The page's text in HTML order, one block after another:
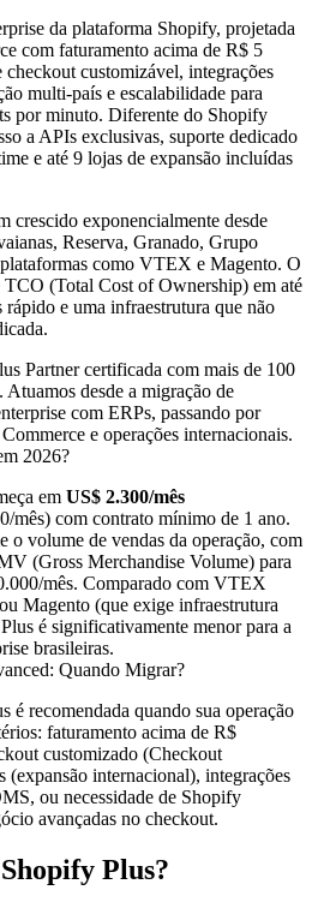
da plataforma Shopify, projetada
com faturamento acima de R$ 5
customizável, integrações
multi-país e escalabilidade para
por minuto. Diferente do Shopify
a APIs exclusivas, suporte dedicado
e até 9 lojas de expansão incluídas
crescido exponencialmente desde
Reserva, Granado, Grupo
como VTEX e Magento. O
(Total Cost of Ownership) em até
e uma infraestrutura que não
Partner certificada com mais de 100
Atuamos desde a migração de
com ERPs, passando por
e operações internacionais.
2026?
em US$ 2.300/mês
mês) com contrato mínimo de 1 ano.
o volume de vendas da operação, com
(Gross Merchandise Volume) para
mês. Comparado com VTEX
Magento (que exige infraestrutura
é significativamente menor para a
brasileiras.
Quando Migrar?
é recomendada quando sua operação
faturamento acima de R$
customizado (Checkout
internacional), integrações
ou necessidade de Shopify
avançadas no checkout.
Plus?